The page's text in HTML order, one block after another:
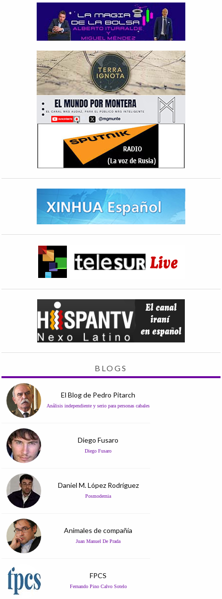
BLOGS
El Blog de Pedro Pitarch
Análisis independiente y serio para personas cabales
Diego Fusaro
Diego Fusaro
Daniel M. López Rodríguez
Posmodernia
Animales de compañía
Juan Manuel De Prada
FPCS
Fernando Pino Calvo Sotelo